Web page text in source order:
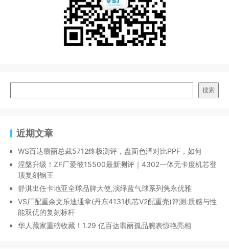
搜索
近期文章
WS百达翡丽总裁5712终极测评，盘面色泽对比PPF，如何
涅槃升级！ZF厂爱彼15500最新测评｜4302一体无卡度机芯登
顶复刻钢王
舒淇出任卡地亚全球品牌大使,演绎蓝气球系列隽永优雅
VS厂配重余文乐迪通拿(丹东4131机芯V2配重壳)评测:质感与性
能双优的复刻标杆
华人藏家重磅收藏！1.29 亿百达翡丽孤品腕表惊艳亮相